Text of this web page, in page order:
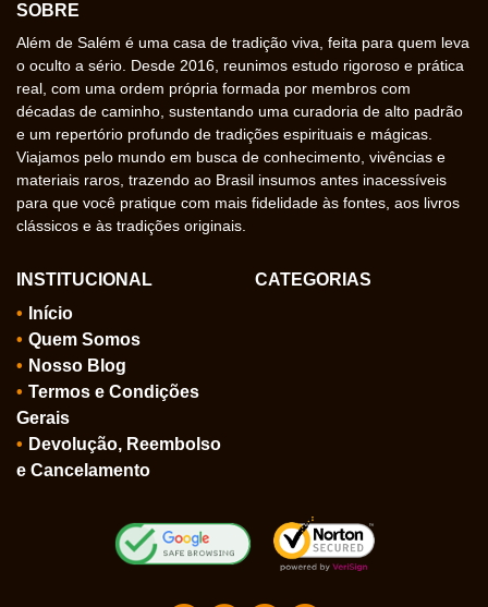
SOBRE
Além de Salém é uma casa de tradição viva, feita para quem leva
o oculto a sério. Desde 2016, reunimos estudo rigoroso e prática
real, com uma ordem própria formada por membros com
décadas de caminho, sustentando uma curadoria de alto padrão
e um repertório profundo de tradições espirituais e mágicas.
Viajamos pelo mundo em busca de conhecimento, vivências e
materiais raros, trazendo ao Brasil insumos antes inacessíveis
para que você pratique com mais fidelidade às fontes, aos livros
clássicos e às tradições originais.
INSTITUCIONAL
Início
Quem Somos
Nosso Blog
Termos e Condições
Gerais
Devolução, Reembolso
e Cancelamento
CATEGORIAS